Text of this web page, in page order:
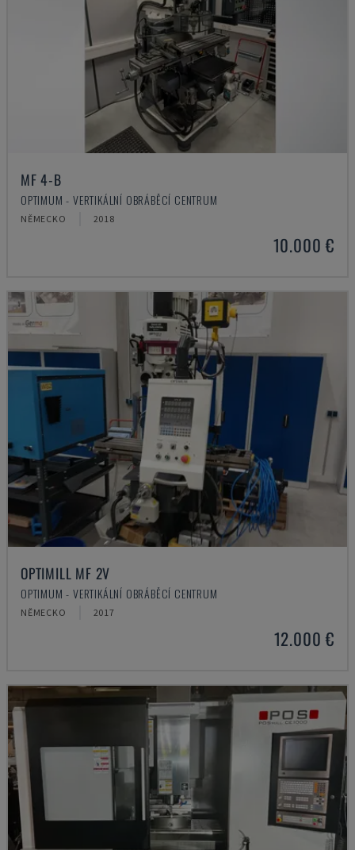
MF 4-B
OPTIMUM - VERTIKÁLNÍ OBRÁBĚCÍ CENTRUM
NĚMECKO 2018
10.000 €
OPTIMILL MF 2V
OPTIMUM - VERTIKÁLNÍ OBRÁBĚCÍ CENTRUM
NĚMECKO 2017
12.000 €